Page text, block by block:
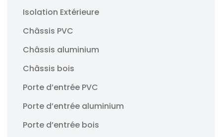
Isolation Extérieure
Châssis PVC
Châssis aluminium
Châssis bois
Porte d’entrée PVC
Porte d’entrée aluminium
Porte d’entrée bois